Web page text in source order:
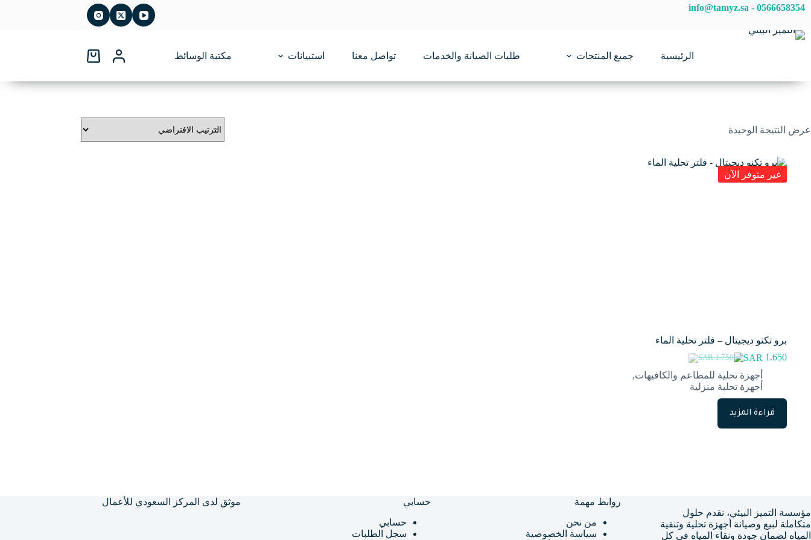
التجاوز
المحتوى
info@tamyz.sa - 0566658354
الرئيسية جميع المنتجات طلبات الصيانة والخدمات تواصل معنا استبيانات مكتبة الوسائط
عربة
عرض النتيجة الوحيدة
غير متوفر الآن
برو تكنو ديجيتال – فلتر تحلية الماء
1.750
السعر
الأصلي
هو:
1.750.
1.650
السعر
الحالي
هو:
1.650.
أجهزة تحلية للمطاعم والكافيهات,
أجهزة تحلية منزلية
قراءة المزيد
مؤسسة التميز البيئي، نقدم حلول
متكاملة لبيع وصيانة أجهزة تحلية وتنقية
المياه لضمان جودة ونقاء المياه في كل
روابط مهمة
من نحن
سياسة الخصوصية
حسابي
حسابي
سجل الطلبات
موثق لدى المركز السعودي للأعمال